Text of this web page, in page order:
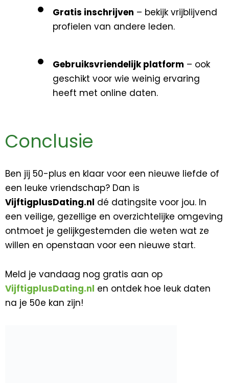
Gratis inschrijven – bekijk vrijblijvend
profielen van andere leden.
Gebruiksvriendelijk platform – ook
geschikt voor wie weinig ervaring
heeft met online daten.
Conclusie
Ben jij 50-plus en klaar voor een nieuwe liefde of
een leuke vriendschap? Dan is
VijftigplusDating.nl dé datingsite voor jou. In
een veilige, gezellige en overzichtelijke omgeving
ontmoet je gelijkgestemden die weten wat ze
willen en openstaan voor een nieuwe start.
Meld je vandaag nog gratis aan op
VijftigplusDating.nl en ontdek hoe leuk daten
na je 50e kan zijn!